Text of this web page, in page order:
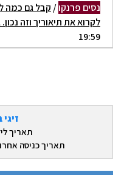
תאריך לידה:01/
תאריך כניסה אחרון: 2019-03-19
נסים פרנקו/ קבל גם כמה
לקרוא את תיאוריך וזה
19:59